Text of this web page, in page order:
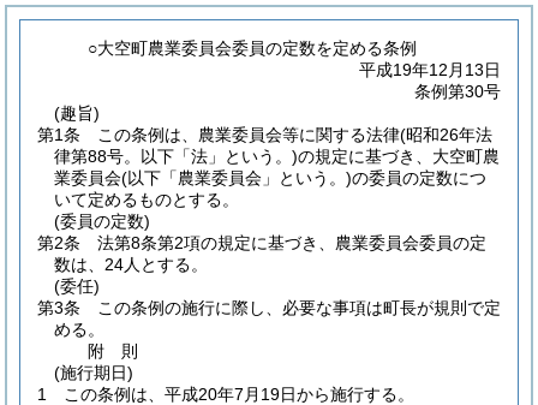
○大空町農業委員会委員の定数を定める条例
平成19年12月13日
条例第30号
(趣旨)
第1条
この条例は、農業委員会等に関する法律(昭和26年法
律第88号。以下「法」という。)の規定に基づき、大空町農
業委員会(以下「農業委員会」という。)の委員の定数につ
いて定めるものとする。
(委員の定数)
第2条
法第8条第2項の規定に基づき、農業委員会委員の定
数は、24人とする。
(委任)
第3条
この条例の施行に際し、必要な事項は町長が規則で定
める。
附 則
(施行期日)
1
この条例は、平成20年7月19日から施行する。